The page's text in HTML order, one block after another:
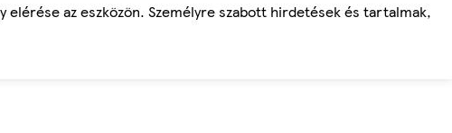
az eszközön. Személyre szabott hirdetések és tartalmak,